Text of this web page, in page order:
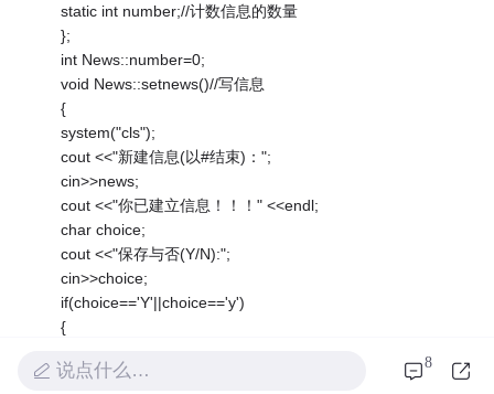
static int number;//计数信息的数量
};
int News::number=0;
void News::setnews()//写信息
{
system("cls");
cout <<"新建信息(以#结束)：";
cin>>news;
cout <<"你已建立信息！！！" <<endl;
char choice;
cout <<"保存与否(Y/N):";
cin>>choice;
if(choice=='Y'||choice=='y')
{
number++;
说点什么… 8